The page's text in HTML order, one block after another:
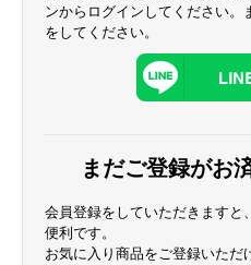
ンからログインしてください。
をしてください。
まだご登録がお
会員登録をしていただきますと
便利です。
お気に入り商品をご登録いただ